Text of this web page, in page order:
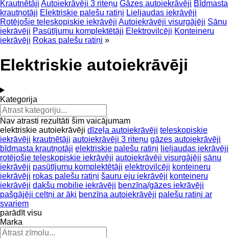
Krautnētāji Autoiekrāvēji 3 riteņu Gāzes autoiekrāvēji Bīdmasta
krautņotāji Elektriskie palešu ratiņi Lieljaudas iekrāvēji
Rotējošie teleskopiskie iekrāvēji Autoiekrāvēji visurgājēji Sānu
iekrāvēji Pasūtījumu komplektētāji Elektrovilcēji Konteineru
iekrāvēji Rokas palešu ratiņi »
Elektriskie autoiekrāvēji
Kategorija
Nav atrasti rezultāti šim vaicājumam
elektriskie autoiekrāvēji dīzeļa autoiekrāvēji teleskopiskie
iekrāvēji krautnētāji autoiekrāvēji 3 riteņu gāzes autoiekrāvēji
bīdmasta krautņotāji elektriskie palešu ratiņi lieljaudas iekrāvēji
rotējošie teleskopiskie iekrāvēji autoiekrāvēji visurgājēji sānu
iekrāvēji pasūtījumu komplektētāji elektrovilcēji konteineru
iekrāvēji rokas palešu ratiņi šauru eju iekrāvēji konteineru
iekrāvēji dakšu mobilie iekrāvēji benzīna/gāzes iekrāvēji
pašgājēji celtņi ar āķi benzīna autoiekrāvēji palešu ratiņi ar
svariem
parādīt visu
Marka